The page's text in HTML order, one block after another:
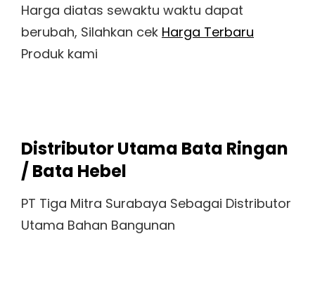
Harga diatas sewaktu waktu dapat
berubah, Silahkan cek Harga Terbaru
Produk kami
Distributor Utama Bata Ringan
/ Bata Hebel
PT Tiga Mitra Surabaya Sebagai Distributor
Utama Bahan Bangunan